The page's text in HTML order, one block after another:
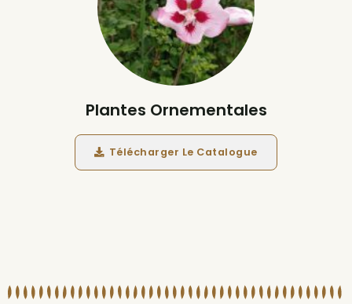
Plantes Ornementales
Télécharger Le Catalogue